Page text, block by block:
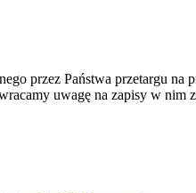
przez Państwa przetargu
uwagę na zapisy w